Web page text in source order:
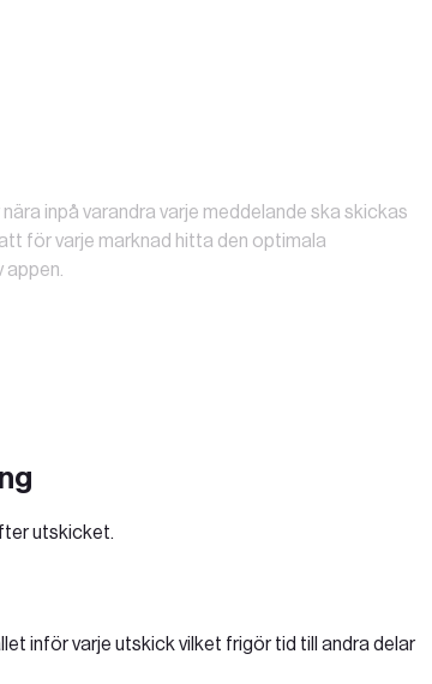
inpå varandra varje meddelande ska skickas
för varje marknad hitta den optimala
utskicket.
inför varje utskick vilket frigör tid till andra delar